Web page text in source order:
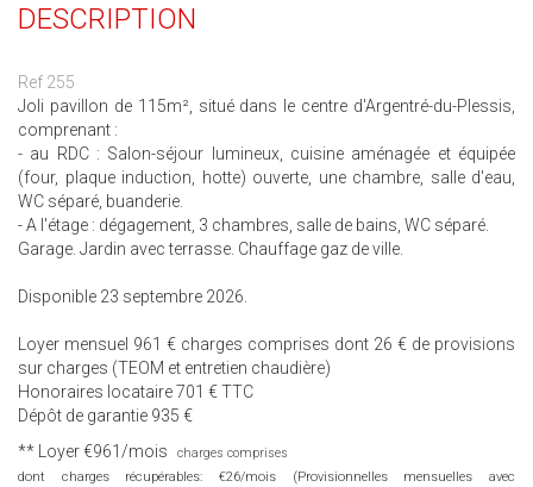
DESCRIPTION
Ref 255
Joli pavillon de 115m², situé dans le centre d'Argentré-du-Plessis,
comprenant :
- au RDC : Salon-séjour lumineux, cuisine aménagée et équipée
(four, plaque induction, hotte) ouverte, une chambre, salle d'eau,
WC séparé, buanderie.
- A l'étage : dégagement, 3 chambres, salle de bains, WC séparé.
Garage. Jardin avec terrasse. Chauffage gaz de ville.
Disponible 23 septembre 2026.
Loyer mensuel 961 € charges comprises dont 26 € de provisions
sur charges (TEOM et entretien chaudière)
Honoraires locataire 701 € TTC
Dépôt de garantie 935 €
** Loyer €961/mois
charges comprises
dont charges récupérables: €26/mois (Provisionnelles mensuelles avec